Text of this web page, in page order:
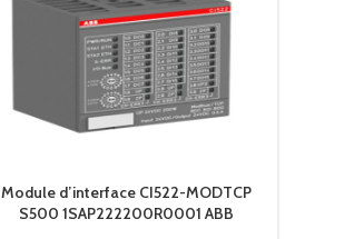
Module d’interface CI522-MODTCP
S500 1SAP222200R0001 ABB